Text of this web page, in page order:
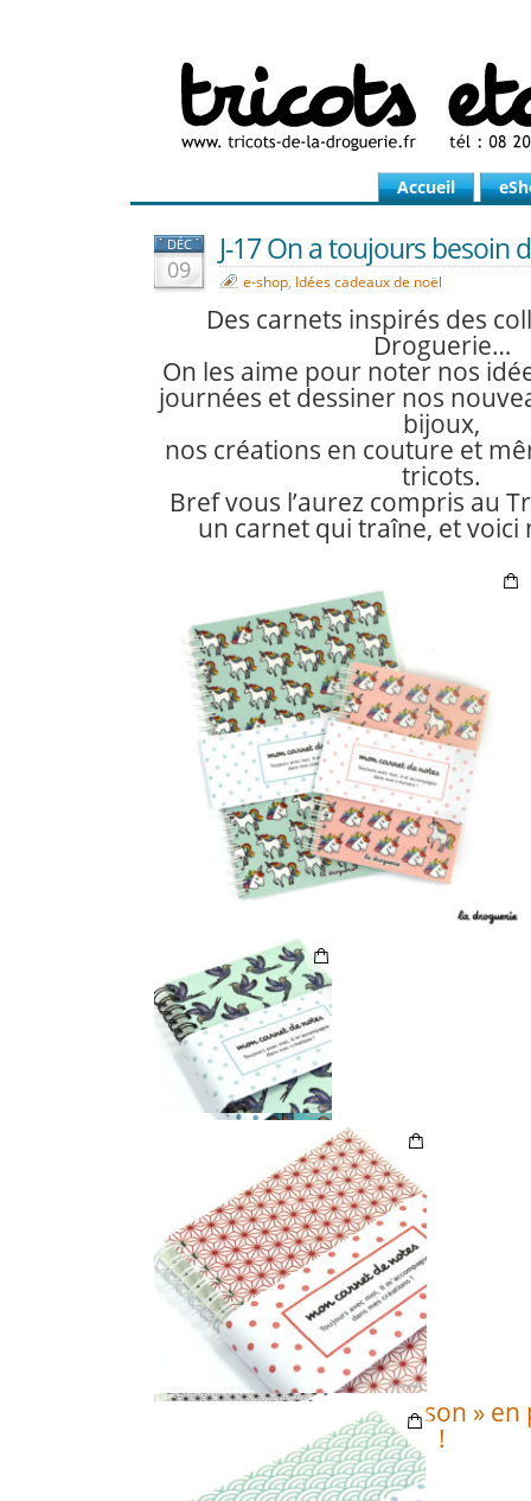
Accueil
DÉC
09
J-17 On a toujours besoin
e-shop, Idées cadeaux de noël
Des carnets inspirés des
Droguerie…
On les aime pour noter nos
journées et dessiner nos
bijoux,
nos créations en couture et
tricots.
Bref vous l’aurez compris au
un carnet qui traîne, et voici
Tous nos carnets « maison »
!